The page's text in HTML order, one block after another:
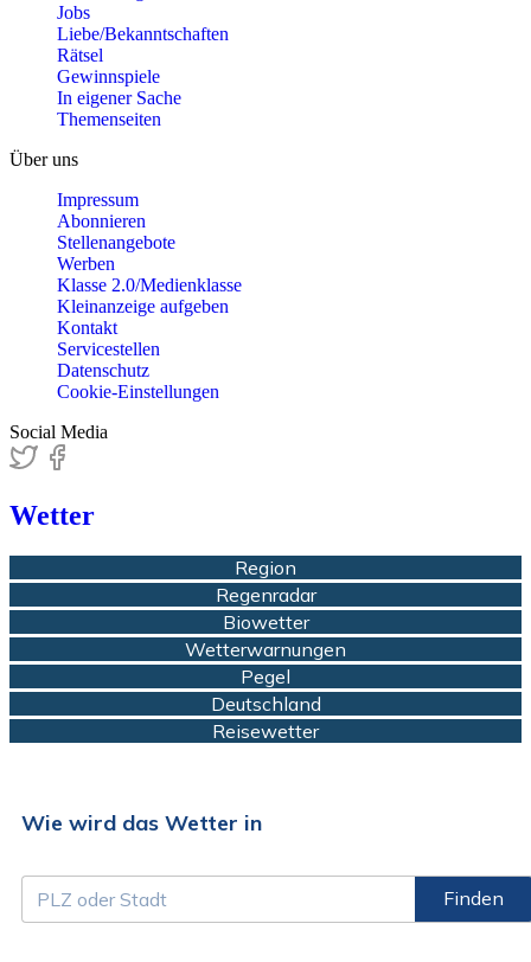
Jobs
Liebe/Bekanntschaften
Rätsel
Gewinnspiele
In eigener Sache
Themenseiten
Über uns
Impressum
Abonnieren
Stellenangebote
Werben
Klasse 2.0/Medienklasse
Kleinanzeige aufgeben
Kontakt
Servicestellen
Datenschutz
Cookie-Einstellungen
Social Media
Wetter
Region
Regenradar
Biowetter
Wetterwarnungen
Pegel
Deutschland
Reisewetter
Wie wird das Wetter in
Finden